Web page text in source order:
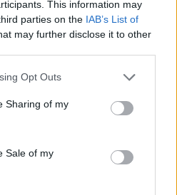
This information may
parties on the IAB’s List of
may further disclose it to other
Opt Outs
Sharing of my
Sale of my
most egy időre felhagy a
és letörli az appot.
ilyen eredményt szeretett
hogy "Szerbia legjobbjával"